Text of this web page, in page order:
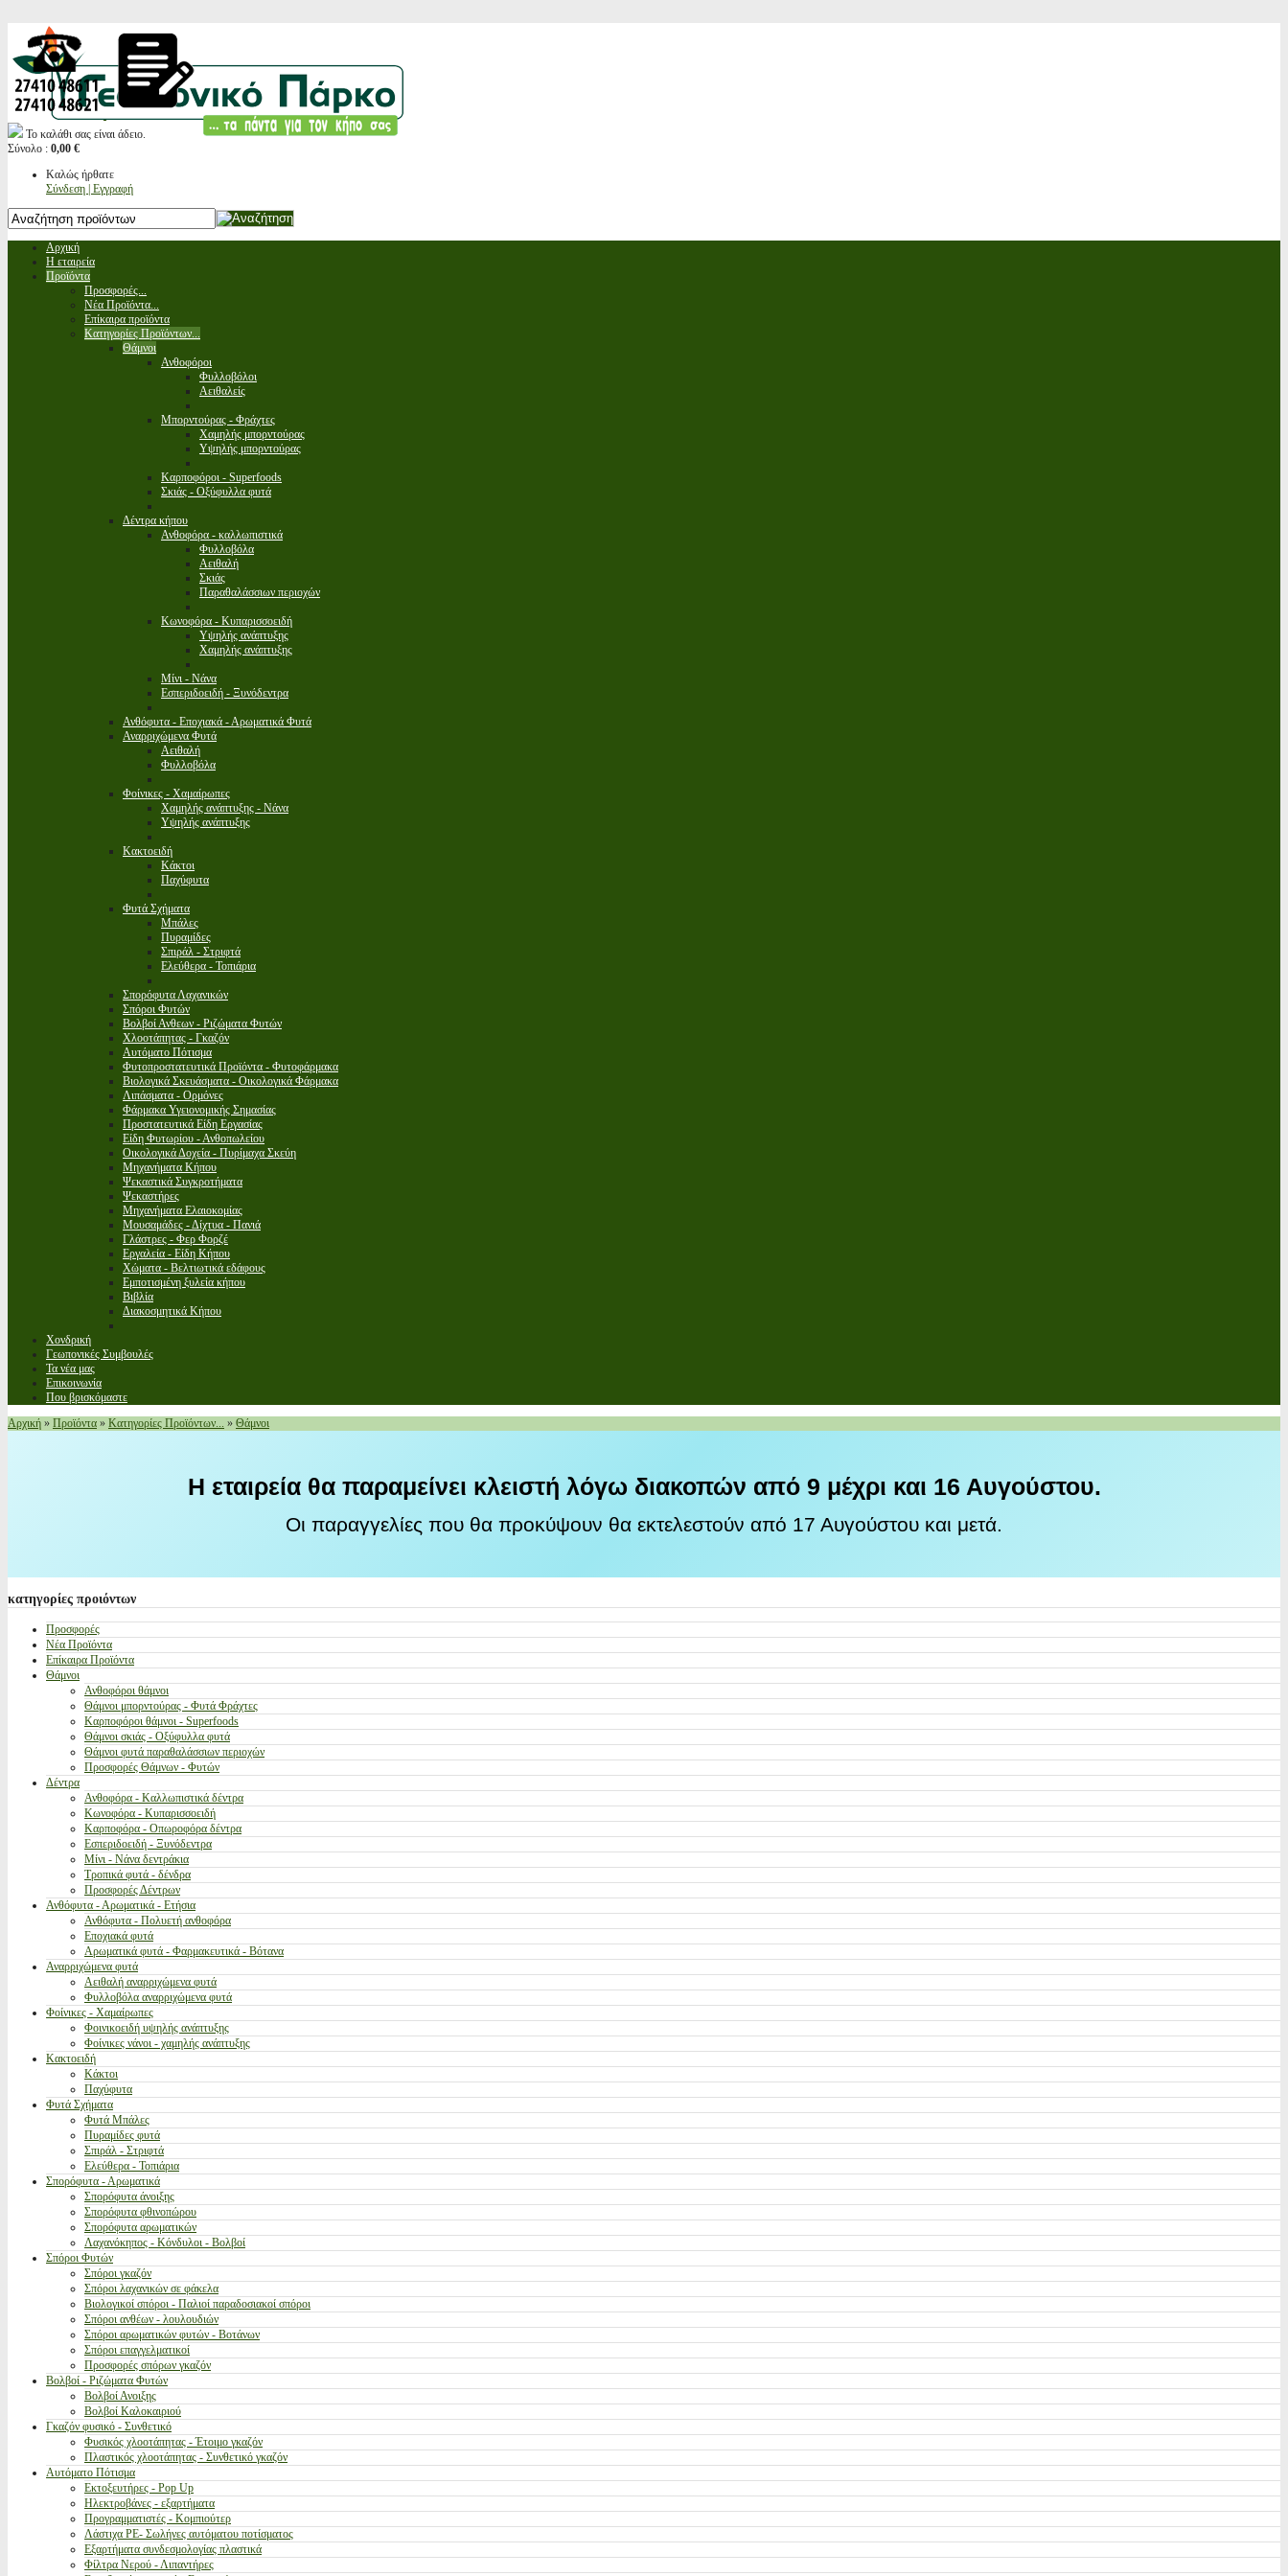
Το καλάθι σας είναι άδειο.
Σύνολο : 0,00 €
Καλώς ήρθατε
Σύνδεση | Εγγραφή
Αρχική
Η εταιρεία
Προϊόντα
Προσφορές...
Νέα Προϊόντα...
Επίκαιρα προϊόντα
Κατηγορίες Προϊόντων...
Θάμνοι
Ανθοφόροι
Φυλλοβόλοι
Αειθαλείς
Μπορντούρας - Φράχτες
Χαμηλής μπορντούρας
Υψηλής μπορντούρας
Καρποφόροι - Superfoods
Σκιάς - Οξύφυλλα φυτά
Δέντρα κήπου
Ανθοφόρα - καλλωπιστικά
Φυλλοβόλα
Αειθαλή
Σκιάς
Παραθαλάσσιων περιοχών
Κωνοφόρα - Κυπαρισσοειδή
Υψηλής ανάπτυξης
Χαμηλής ανάπτυξης
Μίνι - Νάνα
Εσπεριδοειδή - Ξυνόδεντρα
Ανθόφυτα - Εποχιακά - Αρωματικά Φυτά
Αναρριχώμενα Φυτά
Αειθαλή
Φυλλοβόλα
Φοίνικες - Χαμαίρωπες
Χαμηλής ανάπτυξης - Νάνα
Υψηλής ανάπτυξης
Κακτοειδή
Κάκτοι
Παχύφυτα
Φυτά Σχήματα
Μπάλες
Πυραμίδες
Σπιράλ - Στριφτά
Ελεύθερα - Τοπιάρια
Σπορόφυτα Λαχανικών
Σπόροι Φυτών
Βολβοί Ανθεων - Ριζώματα Φυτών
Χλοοτάπητας - Γκαζόν
Αυτόματο Πότισμα
Φυτοπροστατευτικά Προϊόντα - Φυτοφάρμακα
Βιολογικά Σκευάσματα - Οικολογικά Φάρμακα
Λιπάσματα - Ορμόνες
Φάρμακα Υγειονομικής Σημασίας
Προστατευτικά Είδη Εργασίας
Είδη Φυτωρίου - Ανθοπωλείου
Οικολογικά Δοχεία - Πυρίμαχα Σκεύη
Μηχανήματα Κήπου
Ψεκαστικά Συγκροτήματα
Ψεκαστήρες
Μηχανήματα Ελαιοκομίας
Μουσαμάδες - Δίχτυα - Πανιά
Γλάστρες - Φερ Φορζέ
Εργαλεία - Είδη Κήπου
Χώματα - Βελτιωτικά εδάφους
Εμποτισμένη ξυλεία κήπου
Βιβλία
Διακοσμητικά Κήπου
Χονδρική
Γεωπονικές Συμβουλές
Τα νέα μας
Επικοινωνία
Που βρισκόμαστε
Αρχική » Προϊόντα » Κατηγορίες Προϊόντων... » Θάμνοι
Η εταιρεία θα παραμείνει κλειστή λόγω διακοπών από 9 μέχρι και 16 Αυγούστου.
Οι παραγγελίες που θα προκύψουν θα εκτελεστούν από 17 Αυγούστου και μετά.
κατηγορίες προιόντων
Προσφορές
Νέα Προϊόντα
Επίκαιρα Προϊόντα
Θάμνοι
Ανθοφόροι θάμνοι
Θάμνοι μπορντούρας - Φυτά Φράχτες
Καρποφόροι θάμνοι - Superfoods
Θάμνοι σκιάς - Οξύφυλλα φυτά
Θάμνοι φυτά παραθαλάσσιων περιοχών
Προσφορές Θάμνων - Φυτών
Δέντρα
Ανθοφόρα - Καλλωπιστικά δέντρα
Κωνοφόρα - Κυπαρισσοειδή
Καρποφόρα - Οπωροφόρα δέντρα
Εσπεριδοειδή - Ξυνόδεντρα
Μίνι - Νάνα δεντράκια
Τροπικά φυτά - δένδρα
Προσφορές Δέντρων
Ανθόφυτα - Αρωματικά - Ετήσια
Ανθόφυτα - Πολυετή ανθοφόρα
Εποχιακά φυτά
Αρωματικά φυτά - Φαρμακευτικά - Βότανα
Αναρριχώμενα φυτά
Αειθαλή αναρριχώμενα φυτά
Φυλλοβόλα αναρριχώμενα φυτά
Φοίνικες - Χαμαίρωπες
Φοινικοειδή υψηλής ανάπτυξης
Φοίνικες νάνοι - χαμηλής ανάπτυξης
Κακτοειδή
Κάκτοι
Παχύφυτα
Φυτά Σχήματα
Φυτά Μπάλες
Πυραμίδες φυτά
Σπιράλ - Στριφτά
Ελεύθερα - Τοπιάρια
Σπορόφυτα - Αρωματικά
Σπορόφυτα άνοιξης
Σπορόφυτα φθινοπώρου
Σπορόφυτα αρωματικών
Λαχανόκηπος - Κόνδυλοι - Βολβοί
Σπόροι Φυτών
Σπόροι γκαζόν
Σπόροι λαχανικών σε φάκελα
Βιολογικοί σπόροι - Παλιοί παραδοσιακοί σπόροι
Σπόροι ανθέων - λουλουδιών
Σπόροι αρωματικών φυτών - Βοτάνων
Σπόροι επαγγελματικοί
Προσφορές σπόρων γκαζόν
Βολβοί - Ριζώματα Φυτών
Βολβοί Ανοιξης
Βολβοί Καλοκαιριού
Γκαζόν φυσικό - Συνθετικό
Φυσικός χλοοτάπητας - Έτοιμο γκαζόν
Πλαστικός χλοοτάπητας - Συνθετικό γκαζόν
Αυτόματο Πότισμα
Εκτοξευτήρες - Pop Up
Ηλεκτροβάνες - εξαρτήματα
Προγραμματιστές - Κομπιούτερ
Λάστιχα PE- Σωλήνες αυτόματου ποτίσματος
Εξαρτήματα συνδεσμολογίας πλαστικά
Φίλτρα Νερού - Λιπαντήρες